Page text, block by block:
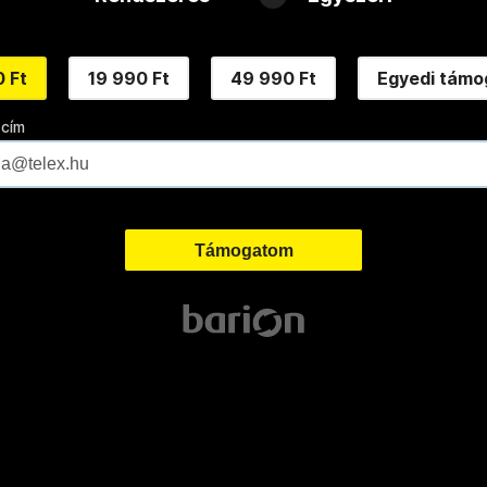
Ft 19 990 Ft 49 990 Ft Egyedi